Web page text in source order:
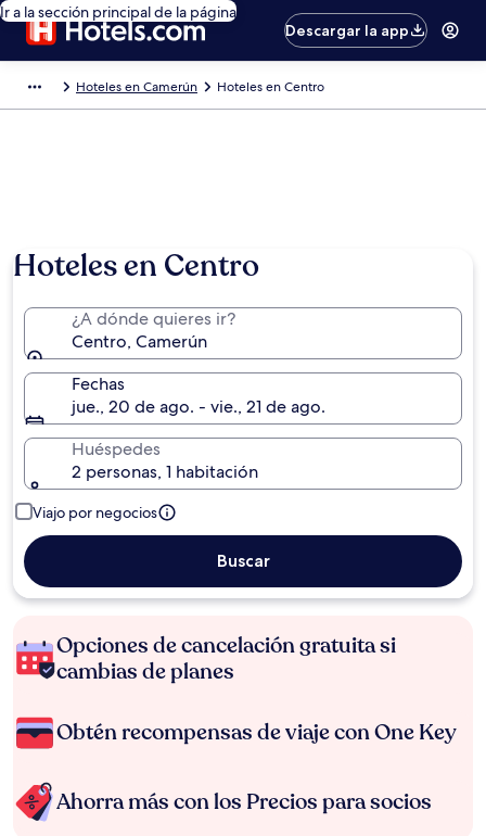
Ir a la sección principal de la página
Descargar la app
Hoteles en Camerún Hoteles en Centro
Hoteles en Centro
¿A dónde quieres ir?
Centro, Camerún
Fechas
jue., 20 de ago. - vie., 21 de ago.
Huéspedes
2 personas, 1 habitación
Viajo por negocios
Buscar
Opciones de cancelación gratuita si
cambias de planes
Obtén recompensas de viaje con One Key
Ahorra más con los Precios para socios